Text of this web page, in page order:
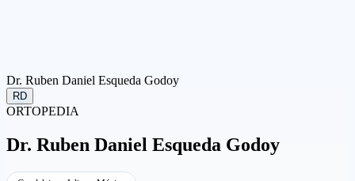
Dr. Ruben Daniel Esqueda Godoy
RD
ORTOPEDIA
Dr. Ruben Daniel Esqueda Godoy